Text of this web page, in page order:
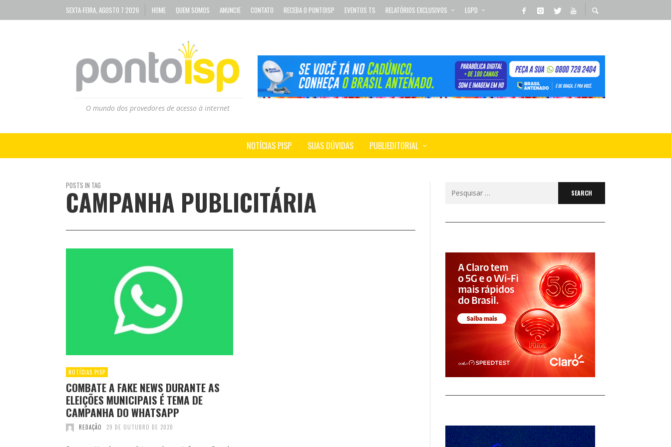
SEXTA-FEIRA, AGOSTO 7 2026 HOME QUEM SOMOS ANUNCIE CONTATO RECEBA O PONTOISP EVENTOS TS RELATÓRIOS EXCLUSIVOS LGPD
O mundo dos provedores de acesso à internet
NOTÍCIAS PISP SUAS DÚVIDAS PUBLIEDITORIAL
POSTS IN TAG
CAMPANHA PUBLICITÁRIA
NOTÍCIAS PISP
COMBATE A FAKE NEWS DURANTE AS
ELEIÇÕES MUNICIPAIS É TEMA DE
CAMPANHA DO WHATSAPP
REDAÇÃO 29 DE OUTUBRO DE 2020